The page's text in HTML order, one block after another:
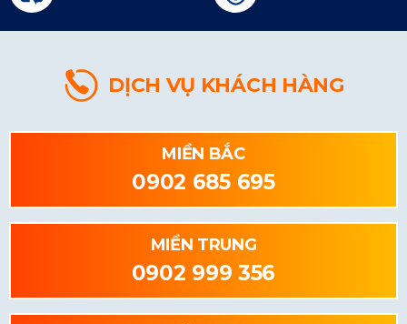
DỊCH VỤ KHÁCH HÀNG
MIỀN BẮC
0902 685 695
MIỀN TRUNG
0902 999 356